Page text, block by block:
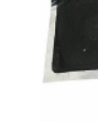
Alicate Bico Reto -
Alicate Bico Reto
Alicate Bico Reto
Alicate Bomba D
Alicate Corte